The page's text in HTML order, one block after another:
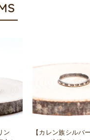
ン
【カレン族シルバ